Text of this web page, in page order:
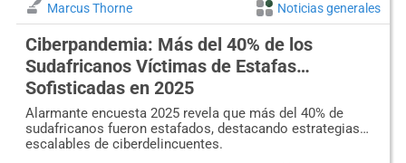
Marcus Thorne Noticias generales
Ciberpandemia: Más del 40% de los
Sudafricanos Víctimas de Estafas
Sofisticadas en 2025
Alarmante encuesta 2025 revela que más del 40% de
sudafricanos fueron estafados, destacando estrategias
escalables de ciberdelincuentes.